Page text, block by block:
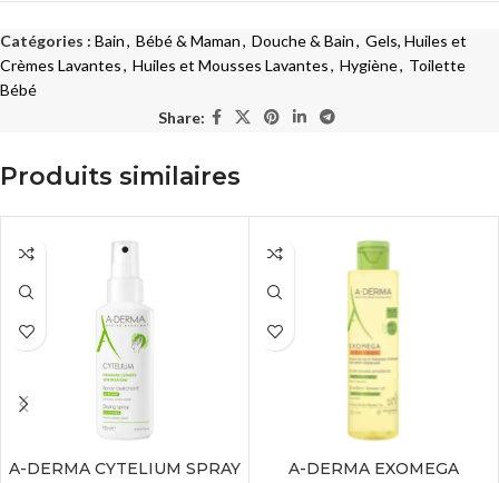
Catégories : Bain, Bébé & Maman, Douche & Bain, Gels, Huiles et
Crèmes Lavantes, Huiles et Mousses Lavantes, Hygiène, Toilette
Bébé
Share:
Produits similaires
A-DERMA CYTELIUM SPRAY
A-DERMA EXOMEGA